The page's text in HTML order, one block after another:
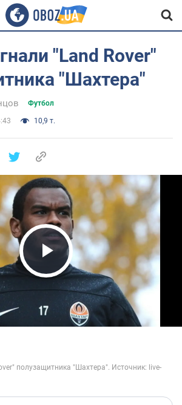
"Land Rover"
"Шахтера"
Футбол
10,9 т.
Play Video